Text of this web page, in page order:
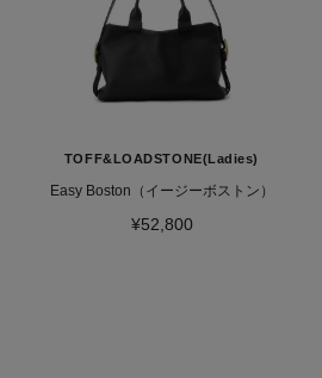
TOFF&LOADSTONE(Ladies)
Easy Boston（イージーボストン）
¥52,800